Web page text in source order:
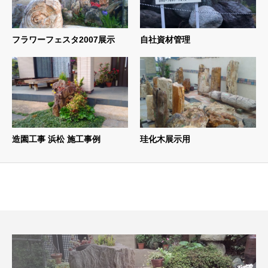
フラワーフェスタ2007展示 自社資材管理
造園工事 浜松 施工事例 珪化木展示用